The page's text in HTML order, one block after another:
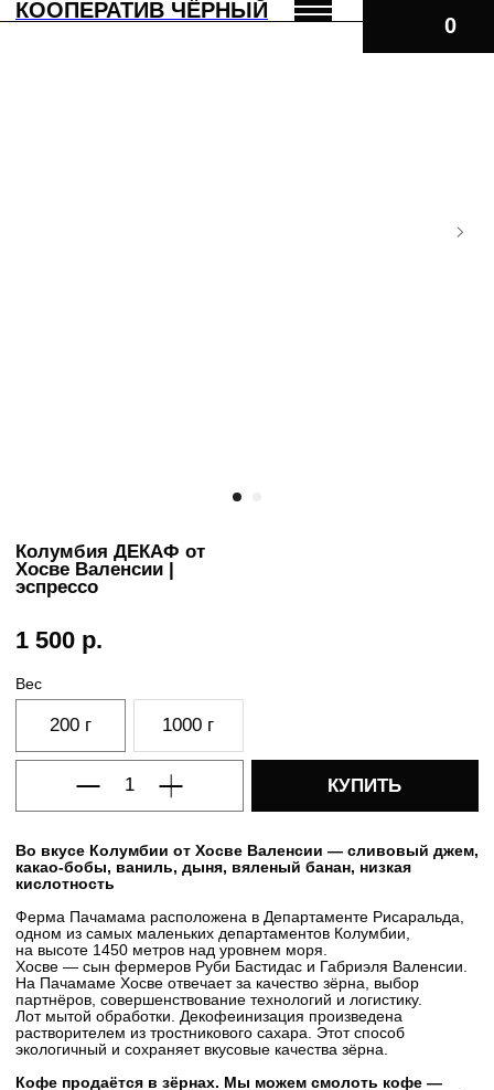
КООПЕРАТИВ ЧЁРНЫЙ
Колумбия ДЕКАФ от
Хосве Валенсии |
эспрессо
1 500 р.
Вес
200 г 1000 г
КУПИТЬ
Во вкусе Колумбии от Хосве Валенсии — сливовый джем,
какао-бобы, ваниль, дыня, вяленый банан, низкая
кислотность
Ферма Пачамама расположена в Департаменте Рисаральда,
одном из самых маленьких департаментов Колумбии,
на высоте 1450 метров над уровнем моря.
Хосве — сын фермеров Руби Бастидас и Габриэля Валенсии.
На Пачамаме Хосве отвечает за качество зёрна, выбор
партнёров, совершенствование технологий и логистику.
Лот мытой обработки. Декофеинизация произведена
растворителем из тростникового сахара. Этот способ
экологичный и сохраняет вкусовые качества зёрна.
Кофе продаётся в зёрнах. Мы можем смолоть кофе —